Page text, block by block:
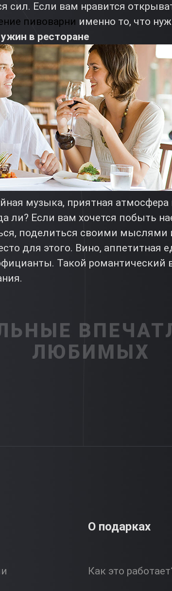
сил. Если вам нравится
пивоварни именно то, что
в ресторане
музыка, приятная
ли? Если вам хочется побыть
поделиться своими мыслями
для этого. Вино, аппетитная
Такой романтический
ЛЮБИМЫХ
О подарках
Как это